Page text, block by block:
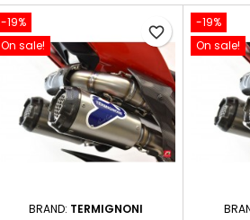
-19%
On sale!
BRAND: TERMIGNONI
favorite_border
-19%
On sale!